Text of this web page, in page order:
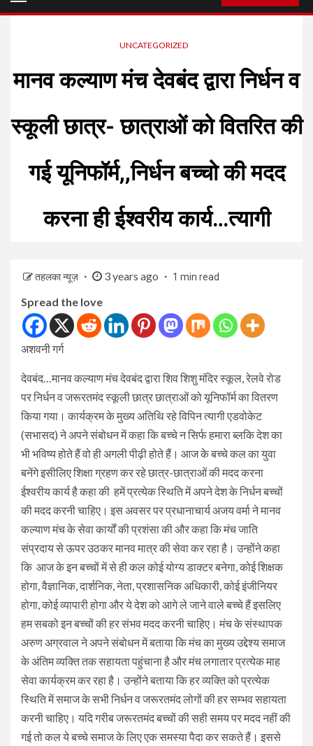
UNCATEGORIZED
मानव कल्याण मंच देवबंद द्वारा निर्धन व
स्कूली छात्र- छात्राओं को वितरित की
गई यूनिफॉर्म,,निर्धन बच्चो की मदद
करना ही ईश्वरीय कार्य…त्यागी
तहलका न्यूज़ 3 years ago 1 min read
Spread the love
अशवनी गर्ग
देवबंद…मानव कल्याण मंच देवबंद द्वारा शिव शिशु मंदिर स्कूल, रेलवे रोड
पर निर्धन व जरूरतमंद स्कूली छात्र छात्राओं को यूनिफॉर्म का वितरण
किया गया। कार्यक्रम के मुख्य अतिथि रहे विपिन त्यागी एडवोकेट
(सभासद) ने अपने संबोधन में कहा कि बच्चे न सिर्फ हमारा ब्लकि देश का
भी भविष्य होते हैं वो ही अगली पीढ़ी होते हैं। आज के बच्चे कल का युवा
बनेंगे इसीलिए शिक्षा ग्रहण कर रहे छात्र-छात्राओं की मदद करना
ईश्वरीय कार्य है कहा की हमें प्रत्येक स्थिति में अपने देश के निर्धन बच्चों
की मदद करनी चाहिए। इस अवसर पर प्रधानाचार्य अजय वर्मा ने मानव
कल्याण मंच के सेवा कार्यों की प्रशंसा की और कहा कि मंच जाति
संप्रदाय से ऊपर उठकर मानव मात्र की सेवा कर रहा है। उन्होंने कहा
कि आज के इन बच्चों में से ही कल कोई योग्य डाक्टर बनेगा, कोई शिक्षक
होगा, वैज्ञानिक, दार्शनिक, नेता, प्रशासनिक अधिकारी, कोई इंजीनियर
होगा, कोई व्यापारी होगा और ये देश को आगे ले जाने वाले बच्चे हैं इसलिए
हम सबको इन बच्चों की हर संभव मदद करनी चाहिए। मंच के संस्थापक
अरुण अग्रवाल ने अपने संबोधन में बताया कि मंच का मुख्य उद्देश्य समाज
के अंतिम व्यक्ति तक सहायता पहुंचाना है और मंच लगातार प्रत्येक माह
सेवा कार्यक्रम कर रहा है। उन्होंने बताया कि हर व्यक्ति को प्रत्येक
स्थिति में समाज के सभी निर्धन व जरूरतमंद लोगों की हर सम्भव सहायता
करनी चाहिए। यदि गरीब जरूरतमंद बच्चों की सही समय पर मदद नहीं की
गई तो कल ये बच्चे समाज के लिए एक समस्या पैदा कर सकते हैं। इससे